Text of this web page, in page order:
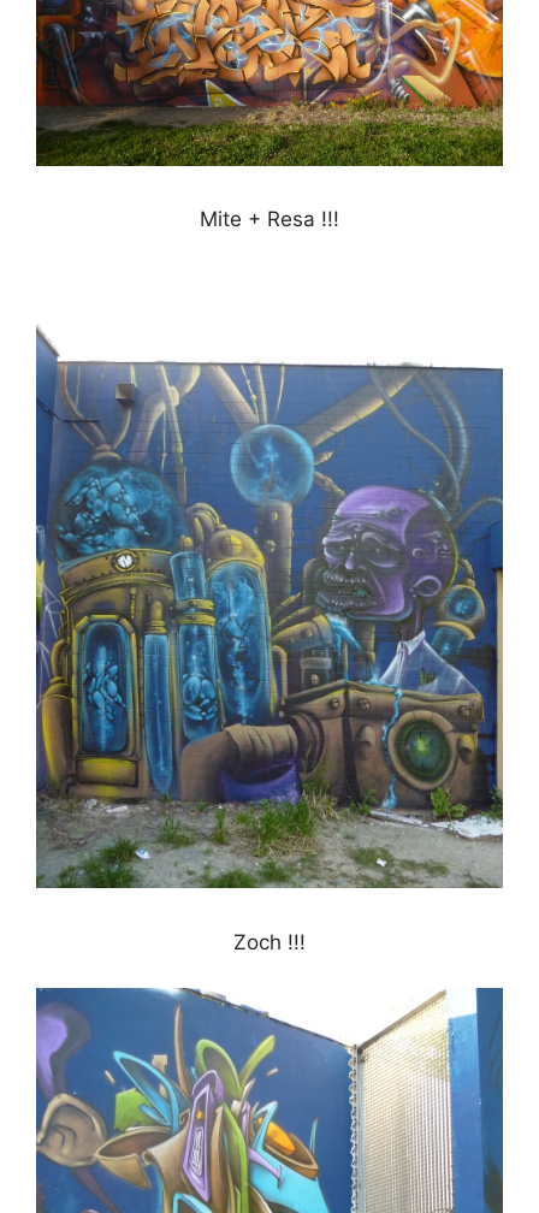
Mite + Resa !!!
Zoch !!!